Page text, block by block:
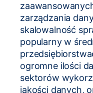
zarządzania
skalowalność
popularny w
ogromne ilości
sektorów
jakości danych,